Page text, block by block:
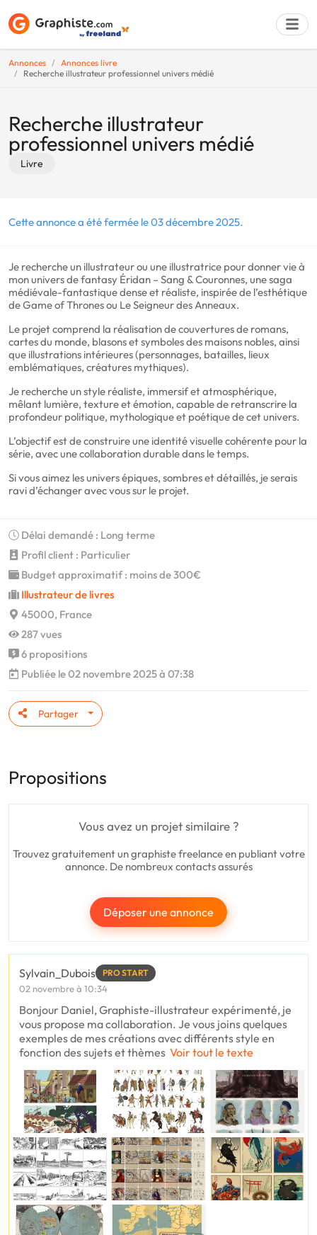
Annonces
Annonces livre
Recherche illustrateur professionnel univers médié
Recherche illustrateur
professionnel univers médié
Livre
Cette annonce a été fermée le 03 décembre 2025.
Je recherche un illustrateur ou une illustratrice pour donner vie à
mon univers de fantasy Éridan – Sang & Couronnes, une saga
médiévale-fantastique dense et réaliste, inspirée de l’esthétique
de Game of Thrones ou Le Seigneur des Anneaux.
Le projet comprend la réalisation de couvertures de romans,
cartes du monde, blasons et symboles des maisons nobles, ainsi
que illustrations intérieures (personnages, batailles, lieux
emblématiques, créatures mythiques).
Je recherche un style réaliste, immersif et atmosphérique,
mêlant lumière, texture et émotion, capable de retranscrire la
profondeur politique, mythologique et poétique de cet univers.
L’objectif est de construire une identité visuelle cohérente pour la
série, avec une collaboration durable dans le temps.
Si vous aimez les univers épiques, sombres et détaillés, je serais
ravi d’échanger avec vous sur le projet.
Délai demandé : Long terme
Profil client : Particulier
Budget approximatif : moins de 300€
Illustrateur de livres
45000, France
287 vues
6 propositions
Publiée le 02 novembre 2025 à 07:38
Partager
Propositions
Vous avez un projet similaire ?
Trouvez gratuitement un graphiste freelance en publiant votre
annonce. De nombreux contacts assurés
Déposer une annonce
Sylvain_Dubois PRO START
02 novembre à 10:34
Bonjour Daniel, Graphiste-illustrateur expérimenté, je
vous propose ma collaboration. Je vous joins quelques
exemples de mes créations avec différents style en
fonction des sujets et thèmes Voir tout le texte